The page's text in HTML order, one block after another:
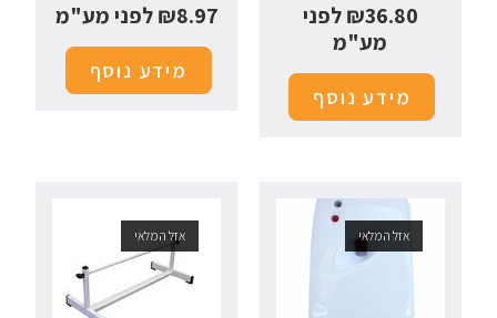
₪36.80
לפני
מע"מ
מידע נוסף
₪8.97 לפני מע"מ
מידע נוסף
אזל המלאי אזל המלאי